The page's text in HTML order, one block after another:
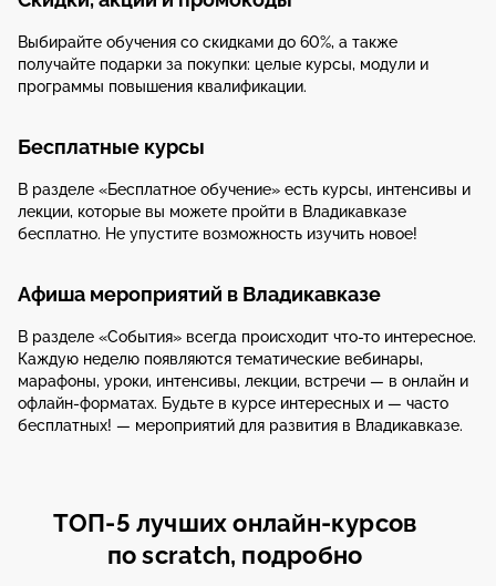
Выбирайте обучения со скидками до 60%, а также
получайте подарки за покупки: целые курсы, модули и
программы повышения квалификации.
Бесплатные курсы
В разделе «Бесплатное обучение» есть курсы, интенсивы и
лекции, которые вы можете пройти в Владикавказе
бесплатно. Не упустите возможность изучить новое!
Афиша мероприятий в Владикавказе
В разделе «События» всегда происходит что-то интересное.
Каждую неделю появляются тематические вебинары,
марафоны, уроки, интенсивы, лекции, встречи — в онлайн и
офлайн-форматах. Будьте в курсе интересных и — часто
бесплатных! — мероприятий для развития в Владикавказе.
ТОП-5 лучших онлайн-курсов
по scratch, подробно